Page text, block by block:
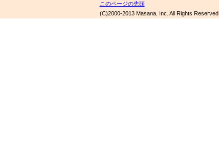
このページの先頭
(C)2000-2013 Masana, Inc. All Rights Reserved.